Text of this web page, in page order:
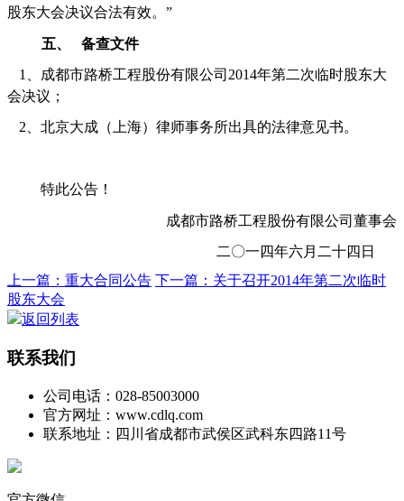
股东大会决议合法有效。”
五、 备查文件
1 、成都市路桥工程股份有限公司 2014年第二次临时股东大
会决议；
2、北京大成（上海）律师事务所出具的法律意见书。
特此公告！
成都市路桥工程股份有限公司董事会
二〇一四年六月二十四日
上一篇：重大合同公告 下一篇：关于召开2014年第二次临时
股东大会
返回列表
联系我们
公司电话：028-85003000
官方网址：www.cdlq.com
联系地址：四川省成都市武侯区武科东四路11号